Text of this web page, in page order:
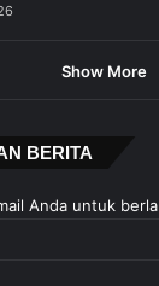
Show More
BERITA
Anda untuk